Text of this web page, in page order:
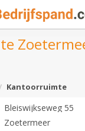
Kantoorruimte
Bleiswijkseweg 55
Zoetermeer